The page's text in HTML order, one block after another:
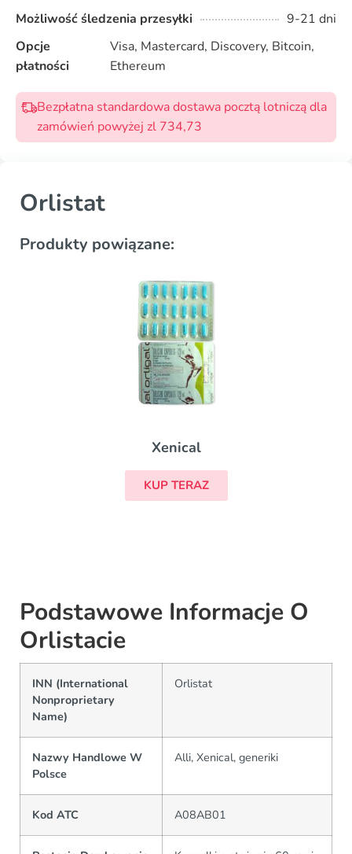
Możliwość śledzenia przesyłki
9-21 dni
Opcje
płatności
Visa, Mastercard, Discovery, Bitcoin,
Ethereum
Bezpłatna standardowa dostawa pocztą lotniczą dla
zamówień powyżej zl 734,73
Orlistat
Produkty powiązane:
Xenical
KUP TERAZ
Podstawowe Informacje O
Orlistacie
INN (International
Nonproprietary
Name)
Orlistat
Nazwy Handlowe W
Polsce
Alli, Xenical, generiki
Kod ATC A08AB01